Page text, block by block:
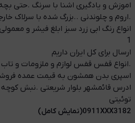
اموزش و یادگیری اشنا با سرنگ .حتی
.اروم و چلوندنی ..بزرگ شده با سرلاک
1
ارسال برای کل ایران داریم
.انواع قفس قفس لوازم و ملزومات و تاب
اسپری بدن همشون به قیمت عمده
توئیتی
0911XXX3182(نمایش کامل)